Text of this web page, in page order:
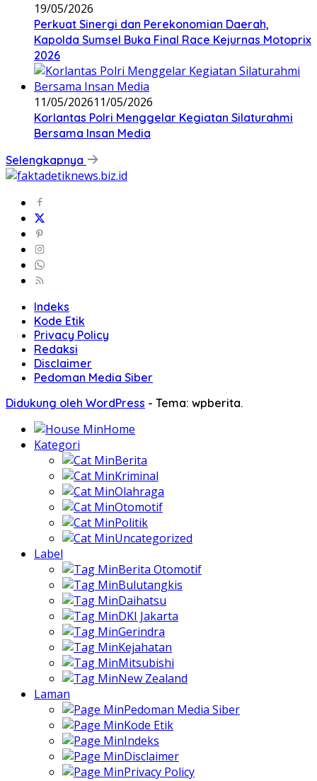
19/05/2026
Perkuat Sinergi dan Perekonomian Daerah,
Kapolda Sumsel Buka Final Race Kejurnas Motoprix
2026
11/05/202611/05/2026
Korlantas Polri Menggelar Kegiatan Silaturahmi
Bersama Insan Media
Selengkapnya
Indeks
Kode Etik
Privacy Policy
Redaksi
Disclaimer
Pedoman Media Siber
Didukung oleh WordPress - Tema: wpberita.
Home
Kategori
Berita
Kriminal
Olahraga
Otomotif
Politik
Uncategorized
Label
Berita Otomotif
Bulutangkis
Daihatsu
DKI Jakarta
Gerindra
Kejahatan
Mitsubishi
New Zealand
Laman
Pedoman Media Siber
Kode Etik
Indeks
Disclaimer
Privacy Policy